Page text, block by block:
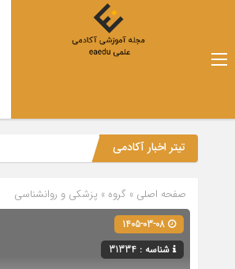
تیتر اخبار آکادمی
صفحه اصلی » گروه » پزشکی و روانشناسی
شناسه : 31334